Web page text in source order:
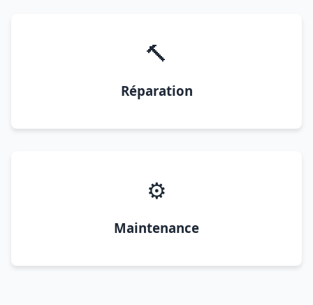
🔨
Réparation
⚙️
Maintenance